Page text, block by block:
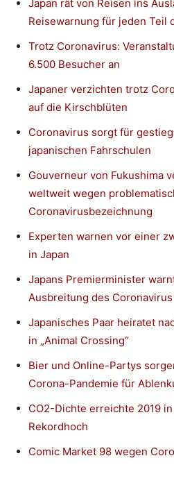
Japan rät von Reisen ins
Reisewarnung für jeden Teil
Trotz Coronavirus:
6.500 Besucher an
Japaner verzichten trotz
auf die Kirschblüten
Coronavirus sorgt für
japanischen Fahrschulen
Gouverneur von Fukushima
weltweit wegen
Coronavirusbezeichnung
Experten warnen vor einer
in Japan
Japans Premierminister
Ausbreitung des Coronavirus
Japanisches Paar heiratet
in „Animal Crossing“
Bier und Online-Partys
Corona-Pandemie für
CO2-Dichte erreichte 2019
Rekordhoch
Comic Market 98 wegen